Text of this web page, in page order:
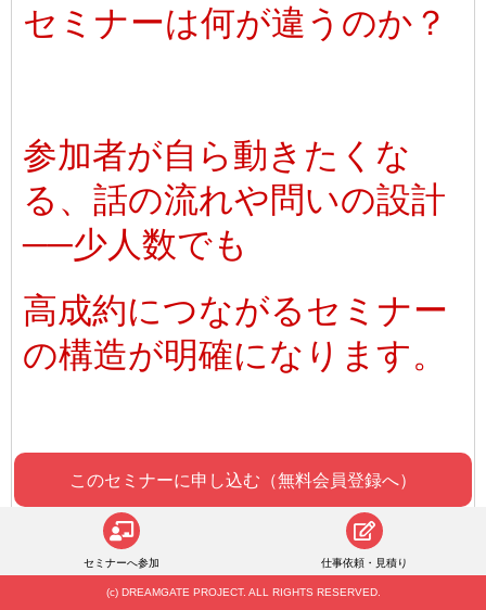
セミナーへ参加 仕事依頼・見積り
セミナーは何が違うのか？
参加者が自ら動きたくな
る、話の流れや問いの設計
──少人数でも
高成約につながるセミナー
の構造が明確になります。
【3】高額化の本質を理解
し、自信を持って価格設定
できる(c) DREAMGATE PROJECT. ALL RIGHTS RESERVED.